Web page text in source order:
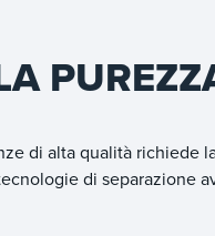
di alta qualità
di separazione